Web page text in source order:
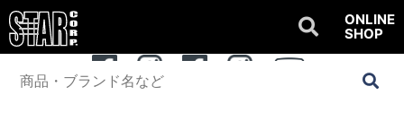
ONLINE
SHOP
OUTDOOR